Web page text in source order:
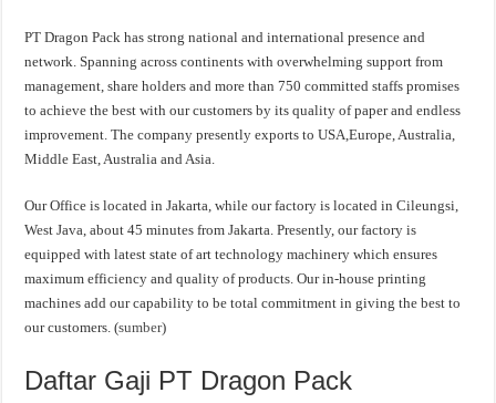
PT Dragon Pack has strong national and international presence and
network. Spanning across continents with overwhelming support from
management, share holders and more than 750 committed staffs promises
to achieve the best with our customers by its quality of paper and endless
improvement. The company presently exports to USA,Europe, Australia,
Middle East, Australia and Asia.
Our Office is located in Jakarta, while our factory is located in Cileungsi,
West Java, about 45 minutes from Jakarta. Presently, our factory is
equipped with latest state of art technology machinery which ensures
maximum efficiency and quality of products. Our in-house printing
machines add our capability to be total commitment in giving the best to
our customers. (sumber)
Daftar Gaji PT Dragon Pack